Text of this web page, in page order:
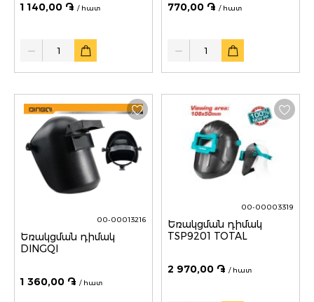
1 140,00 ֏ / հատ
770,00 ֏ / հատ
00-00013216
Եռակցման դիմակ
DINGQI
1 360,00 ֏ / հատ
00-00003319
Եռակցման դիմակ
TSP9201 TOTAL
2 970,00 ֏ / հատ